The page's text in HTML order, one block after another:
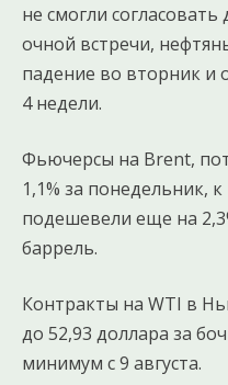
не смогли
очной встречи,
падение во вторник и
4 недели.
Фьючерсы на Brent,
1,1% за понедельник,
подешевели еще на
баррель.
Контракты на WTI в
до 52,93 доллара за
минимум с 9 августа.